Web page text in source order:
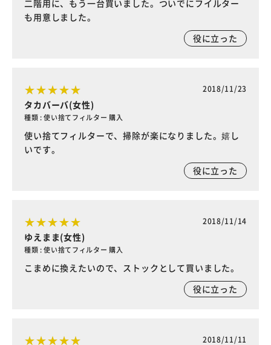
二階用に、もう一台買いました。ついでにフイルター
も用意しました。
役に立った
2018/11/23
タカバーバ(女性)
種類 : 使い捨てフィルター 購入
使い捨てフィルターで、掃除が楽になりました。嬉し
いです。
役に立った
2018/11/14
ゆえまま(女性)
種類 : 使い捨てフィルター 購入
こまめに換えたいので、ストックとして買いました。
役に立った
2018/11/11